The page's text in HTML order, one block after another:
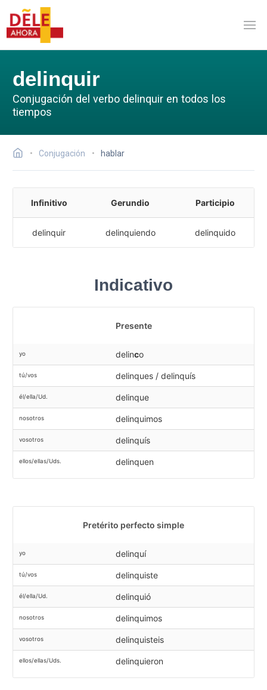
delinquir
Conjugación del verbo delinquir en todos los
tiempos
Conjugación hablar
Infinitivo Gerundio Participio
delinquir delinquiendo delinquido
Indicativo
Presente
yo delinco
tú/vos delinques / delinquís
él/ella/Ud. delinque
nosotros delinquimos
vosotros delinquís
ellos/ellas/Uds. delinquen
Pretérito perfecto simple
yo delinquí
tú/vos delinquiste
él/ella/Ud. delinquió
nosotros delinquimos
vosotros delinquisteis
ellos/ellas/Uds. delinquieron